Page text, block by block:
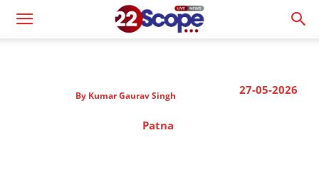
27-05-2026
By Kumar Gaurav Singh
Patna